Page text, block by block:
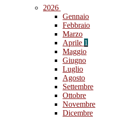
2026
Gennaio
Febbraio
Marzo
Aprile 1
Maggio
Giugno
Luglio
Agosto
Settembre
Ottobre
Novembre
Dicembre